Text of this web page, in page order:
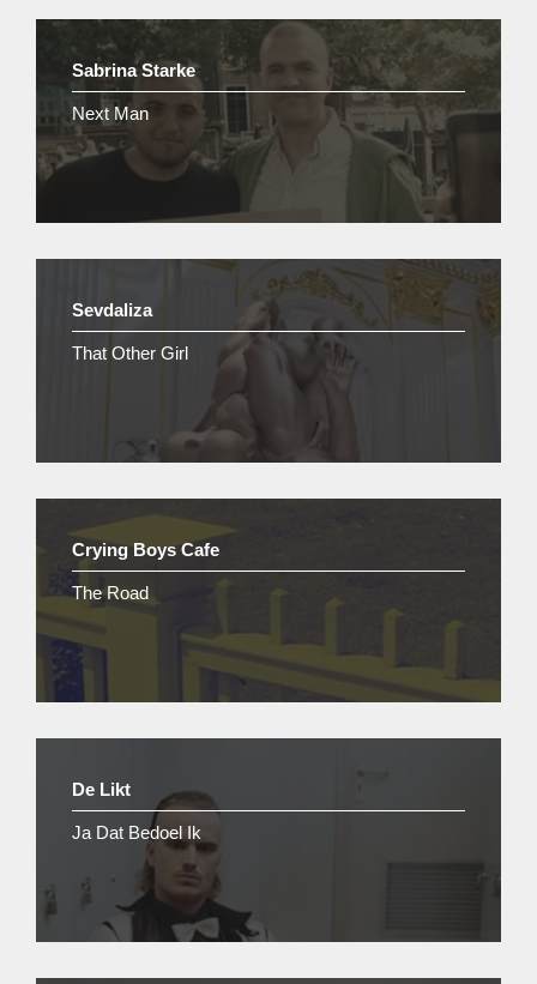
Sabrina Starke
Next Man
Sevdaliza
That Other Girl
Crying Boys Cafe
The Road
De Likt
Ja Dat Bedoel Ik